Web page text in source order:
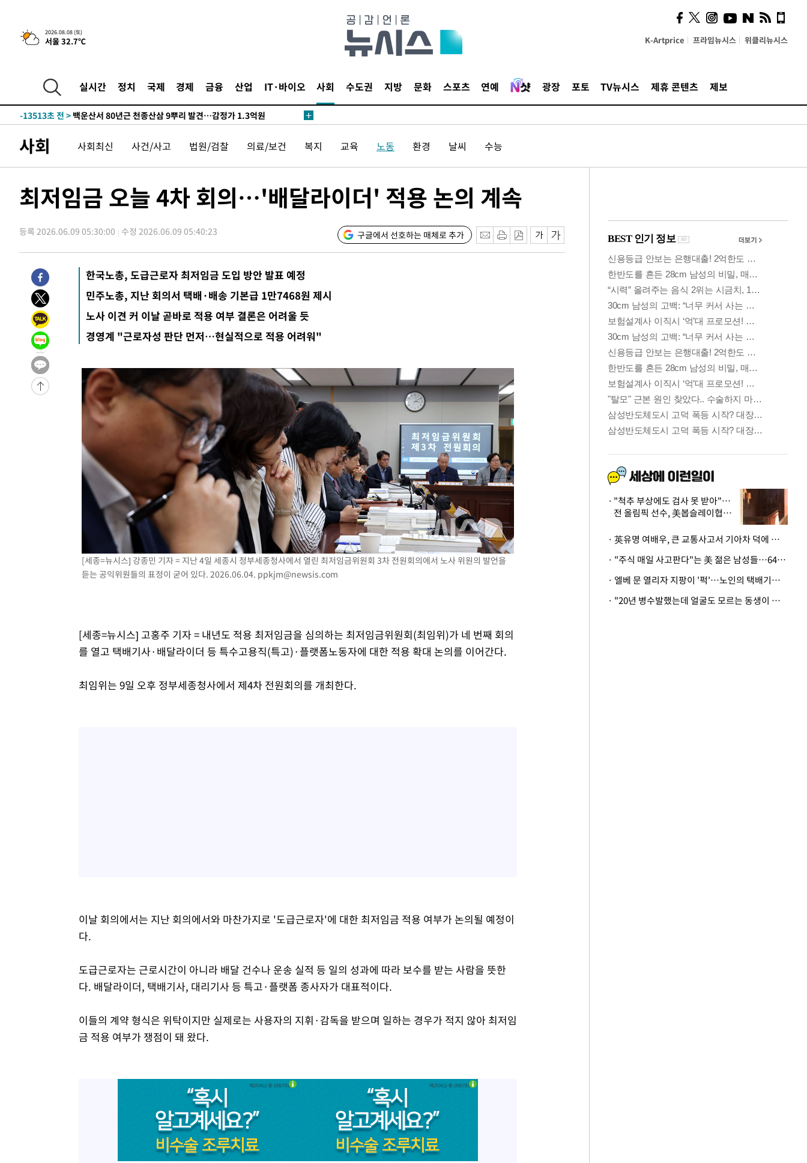
2026.08.08 (토)
서울 32.7℃ K-Artprice 프라임뉴시스 위클리뉴시스
실시간 정치 국제 경제 금융 산업 IT·바이오 사회 수도권 지방 문화 스포츠 연예 광장 포토 TV뉴시스 제휴 콘텐츠 제보
-25440초 전 >낮 최고 35도 '무더위'…동해안 시간당 30㎜ '강한 비'[내일날씨]
-24710초 전 >[속보]이강인 "감독님이 원하는 마음 느꼈고, 많은 트로피 원해 아
-23461초 전 >
온열질환 사망자 3명 늘어…누적 환자 3000명 돌파
-17406초 전 >
-13513초 전 > 백운산서 80년근 천종산삼 9뿌리 발견…감정가 1.3억원
-8757초 전 >
남자 농구, 나고야 아시안게임서 '홈팀' 일본과 한일전
-8133초 전 >여수 오동도 해상서 모터보트 전복…1명 사망·1명 실종
주 날씨]
-1378초 전 >축구협회 "압수수색·성접대 논란 사과…쇄신의 기회로 삼겠다"
3시간 전 >'최고 37도' 폭염 지속…강원동해안 최대 150㎜ 비
5시간 전 >[속보]뉴욕증시 상승 마감…S&P 0.6% 나스닥 1.3%↑
-32218초 전 >
[속보]與 대표 경선 제주·인천 당원투표…金 47.75%·鄭
42.08%·宋 10.17%
-31752초 전 >
이강인 "아틀레티코 이적 기뻐…등번호 7번 의미보단 팀 위해 뛸
것"
-31687초 전 >
[속보]與 당대표 경선, 제주·인천 권리당원 투표 김민석 승리
-25461초 전 >
낮 최고 35도 '무더위'…동해안 시간당 30㎜ '강한 비'[내일날씨]
-24731초 전 >
[속보]이강인 "감독님이 원하는 마음 느꼈고, 많은 트로피 원해 아
틀레티코 이적"
-24513초 전 >
-23482초 전 >
온열질환 사망자 3명 늘어…누적 환자 3000명 돌파
-17427초 전 >
강릉에 시간당 81.4㎜ 물폭탄…도로 잠기고 담벼락 붕괴
백운산서 80년근 천종산삼 9뿌리 발견…감정가 1.3억원
선재도서 해루질 나섰다 실종 60대, 닷새 만에 숨진 채 발견
남자 농구, 나고야 아시안게임서 '홈팀' 일본과 한일전
여수 오동도 해상서 모터보트 전복…1명 사망·1명 실종
극한폭염 한풀 꺾이지만…'낮 최고 35도' 무더위, 열대야 계속[다음
축구협회 "압수수색·성접대 논란 사과…쇄신의 기회로 삼겠다"
[속보]'압수수색·성접대 논란' 축구협회 "실망과 걱정 안겨드려 죄송"
'최고 37도' 폭염 지속…강원동해안 최대 150㎜ 비
[속보]뉴욕증시 상승 마감…S&P 0.6% 나스닥 1.3%↑
사회 사회최신 사건/사고 법원/검찰 의료/보건 복지 교육 노동 환경 날씨 수능
최저임금 오늘 4차 회의…'배달라이더' 적용 논의 계속
등록 2026.06.09 05:30:00 수정 2026.06.09 05:40:23 구글에서 선호하는 매체로 추가
한국노총, 도급근로자 최저임금 도입 방안 발표 예정
민주노총, 지난 회의서 택배·배송 기본급 1만7468원 제시
노사 이견 커 이날 곧바로 적용 여부 결론은 어려울 듯
경영계 "근로자성 판단 먼저…현실적으로 적용 어려워"
[세종=뉴시스] 강종민 기자 = 지난 4일 세종시 정부세종청사에서 열린 최저임금위원회 3차 전원회의에서 노사 위원의 발언을
듣는 공익위원들의 표정이 굳어 있다. 2026.06.04. ppkjm@newsis.com
[세종=뉴시스] 고홍주 기자 = 내년도 적용 최저임금을 심의하는 최저임금위원회(최임위)가 네 번째 회의
를 열고 택배기사·배달라이더 등 특수고용직(특고)·플랫폼노동자에 대한 적용 확대 논의를 이어간다.
최임위는 9일 오후 정부세종청사에서 제4차 전원회의를 개최한다.
이날 회의에서는 지난 회의에서와 마찬가지로 '도급근로자'에 대한 최저임금 적용 여부가 논의될 예정이
다.
도급근로자는 근로시간이 아니라 배달 건수나 운송 실적 등 일의 성과에 따라 보수를 받는 사람을 뜻한
다. 배달라이더, 택배기사, 대리기사 등 특고·플랫폼 종사자가 대표적이다.
이들의 계약 형식은 위탁이지만 실제로는 사용자의 지휘·감독을 받으며 일하는 경우가 적지 않아 최저임
금 적용 여부가 쟁점이 돼 왔다.
사이 해답 찾았죠"…알을
깨고 나온 '초자아'
"척추 부상에도 검사 못 받아"…
전 올림픽 선수, 美봅슬레이협회
· 英유명 여배우, 큰 교통사고서 기아차 덕에 살았다
· "주식 매일 사고판다"는 美 젊은 남성들…64%가 "나는 인생의 패배자“
· 엘베 문 열리자 지팡이 '퍽'…노인의 택배기사 폭행 이유
· "20년 병수발했는데 얼굴도 모르는 동생이 유산 절반을"…배다른 형제 상속권 있을까